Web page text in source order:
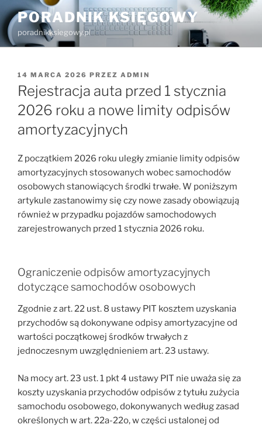
Przejdź
do
treści
PORADNIK KSIĘGOWY
poradnikksiegowy.pl
OPUBLIKOWANE
W
14 MARCA 2026 PRZEZ ADMIN
Rejestracja auta przed 1 stycznia
2026 roku a nowe limity odpisów
amortyzacyjnych
Z początkiem 2026 roku uległy zmianie limity odpisów
amortyzacyjnych stosowanych wobec samochodów
osobowych stanowiących środki trwałe. W poniższym
artykule zastanowimy się czy nowe zasady obowiązują
również w przypadku pojazdów samochodowych
zarejestrowanych przed 1 stycznia 2026 roku.
Ograniczenie odpisów amortyzacyjnych
dotyczące samochodów osobowych
Zgodnie z art. 22 ust. 8 ustawy PIT kosztem uzyskania
przychodów są dokonywane odpisy amortyzacyjne od
wartości początkowej środków trwałych z
jednoczesnym uwzględnieniem art. 23 ustawy.
Na mocy art. 23 ust. 1 pkt 4 ustawy PIT nie uważa się za
koszty uzyskania przychodów odpisów z tytułu zużycia
samochodu osobowego, dokonywanych według zasad
określonych w art. 22a-22o, w części ustalonej od